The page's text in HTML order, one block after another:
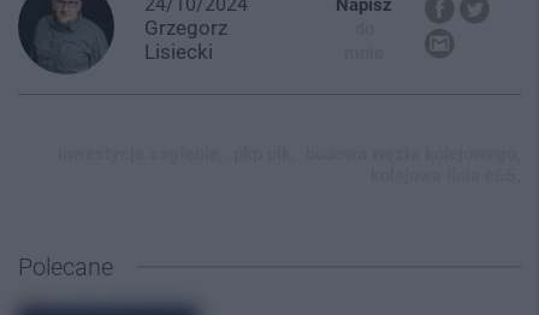
Grzegorz
Lisiecki
Napisz
Polecane